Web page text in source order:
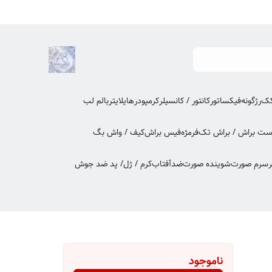
رژگونهفیکساتورکانتور / کانسیلرکرمپودرهایلایتربالم لب
ست براش / براش تکفرمژهفیس براشکیف / واش بگ
سرم صورتشوینده صورتضدآفتابکرم / ژل/ پد ضد جوش
ناموجود